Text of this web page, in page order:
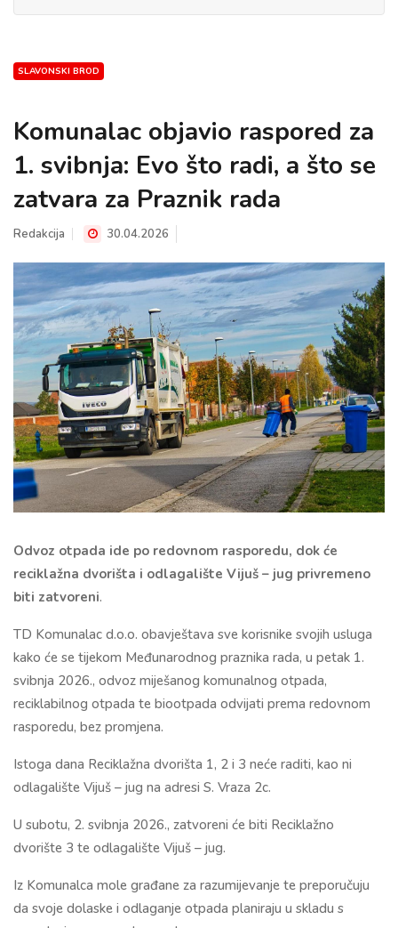
SLAVONSKI BROD
Komunalac objavio raspored za
1. svibnja: Evo što radi, a što se
zatvara za Praznik rada
Redakcija 30.04.2026
Odvoz otpada ide po redovnom rasporedu, dok će
reciklažna dvorišta i odlagalište Vijuš – jug privremeno
biti zatvoreni.
TD Komunalac d.o.o. obavještava sve korisnike svojih usluga
kako će se tijekom Međunarodnog praznika rada, u petak 1.
svibnja 2026., odvoz miješanog komunalnog otpada,
reciklabilnog otpada te biootpada odvijati prema redovnom
rasporedu, bez promjena.
Istoga dana Reciklažna dvorišta 1, 2 i 3 neće raditi, kao ni
odlagalište Vijuš – jug na adresi S. Vraza 2c.
U subotu, 2. svibnja 2026., zatvoreni će biti Reciklažno
dvorište 3 te odlagalište Vijuš – jug.
Iz Komunalca mole građane za razumijevanje te preporučuju
da svoje dolaske i odlaganje otpada planiraju u skladu s